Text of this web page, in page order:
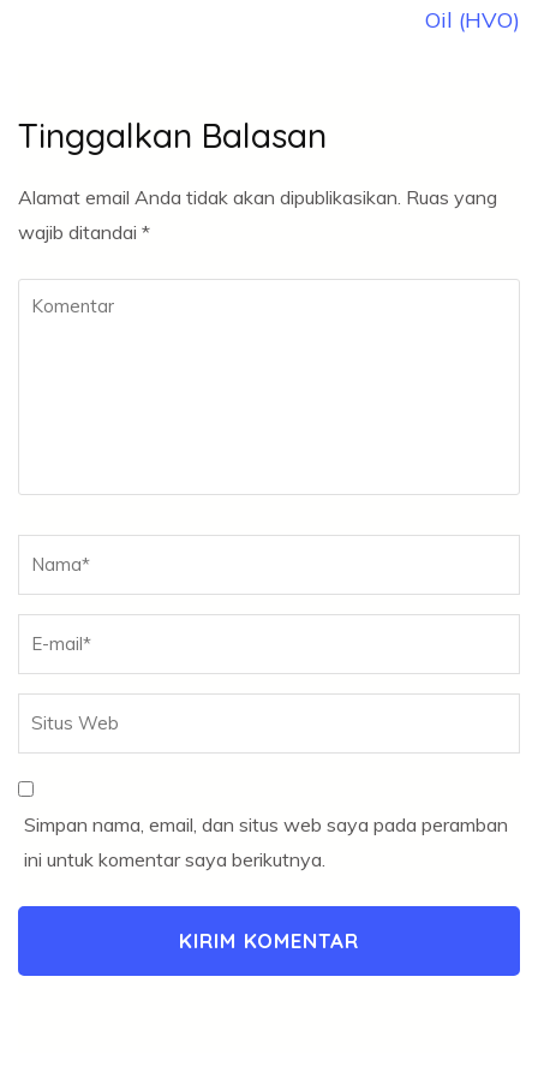
Oil (HVO)
Tinggalkan Balasan
Alamat email Anda tidak akan dipublikasikan. Ruas yang
wajib ditandai *
Komentar
Simpan nama, email, dan situs web saya pada peramban
ini untuk komentar saya berikutnya.